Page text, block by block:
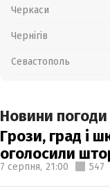
Черкаси
Чернігів
Севастополь
Новини погоди
Грози, град і
оголосили
7 серпня, 21:00 547